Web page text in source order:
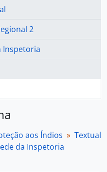
2
Inspetoria
aos Índios
Textual
da Inspetoria